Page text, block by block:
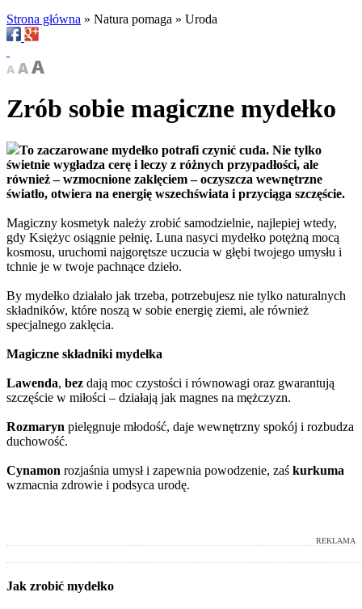
Strona główna » Natura pomaga » Uroda
Zrób sobie magiczne mydełko
To zaczarowane mydełko potrafi czynić cuda. Nie tylko
świetnie wygładza cerę i leczy z różnych przypadłości, ale
również – wzmocnione zaklęciem – oczyszcza wewnętrzne
światło, otwiera na energię wszechświata i przyciąga szczęście.
Magiczny kosmetyk należy zrobić samodzielnie, najlepiej wtedy,
gdy Księżyc osiągnie pełnię. Luna nasyci mydełko potężną mocą
kosmosu, uruchomi najgorętsze uczucia w głębi twojego umysłu i
tchnie je w twoje pachnące dzieło.
By mydełko działało jak trzeba, potrzebujesz nie tylko naturalnych
składników, które noszą w sobie energię ziemi, ale również
specjalnego zaklęcia.
Magiczne składniki mydełka
Lawenda, bez dają moc czystości i równowagi oraz gwarantują
szczęście w miłości – działają jak magnes na mężczyzn.
Rozmaryn pielęgnuje młodość, daje wewnętrzny spokój i rozbudza
duchowość.
Cynamon rozjaśnia umysł i zapewnia powodzenie, zaś kurkuma
wzmacnia zdrowie i podsyca urodę.
REKLAMA
Jak zrobić mydełko